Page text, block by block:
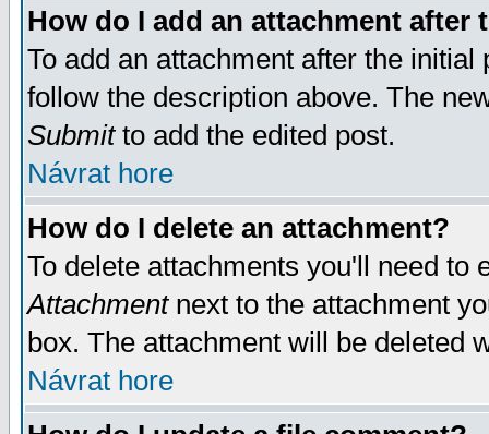
How do I add an attachment after
To add an attachment after the
follow the description above. The
Submitto add the edited post.
Návrat hore
How do I delete an attachment?
To delete attachments you'll need
Attachmentnext to the attachment
box. The attachment will be deleted
Návrat hore